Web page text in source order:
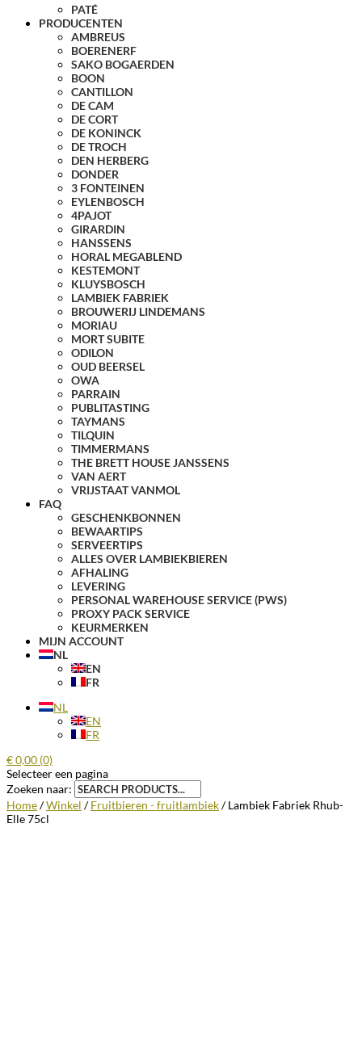
PATÉ
PRODUCENTEN
AMBREUS
BOERENERF
SAKO BOGAERDEN
BOON
CANTILLON
DE CAM
DE CORT
DE KONINCK
DE TROCH
DEN HERBERG
DONDER
3 FONTEINEN
EYLENBOSCH
4PAJOT
GIRARDIN
HANSSENS
HORAL MEGABLEND
KESTEMONT
KLUYSBOSCH
LAMBIEK FABRIEK
BROUWERIJ LINDEMANS
MORIAU
MORT SUBITE
ODILON
OUD BEERSEL
OWA
PARRAIN
PUBLITASTING
TAYMANS
TILQUIN
TIMMERMANS
THE BRETT HOUSE JANSSENS
VAN AERT
VRIJSTAAT VANMOL
FAQ
GESCHENKBONNEN
BEWAARTIPS
SERVEERTIPS
ALLES OVER LAMBIEKBIEREN
AFHALING
LEVERING
PERSONAL WAREHOUSE SERVICE (PWS)
PROXY PACK SERVICE
KEURMERKEN
MIJN ACCOUNT
NL
EN
FR
NL
EN
FR
€0,00 (0)
Selecteer een pagina
Zoeken naar:
Home/Winkel /Fruitbieren - fruitlambiek/ Lambiek Fabriek Rhub-
Elle 75cl